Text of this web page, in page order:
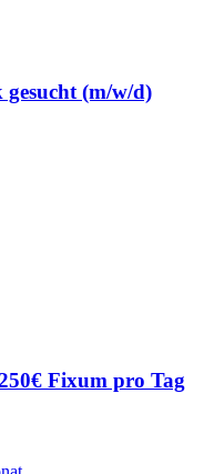
(m/w/d)
Fixum pro Tag